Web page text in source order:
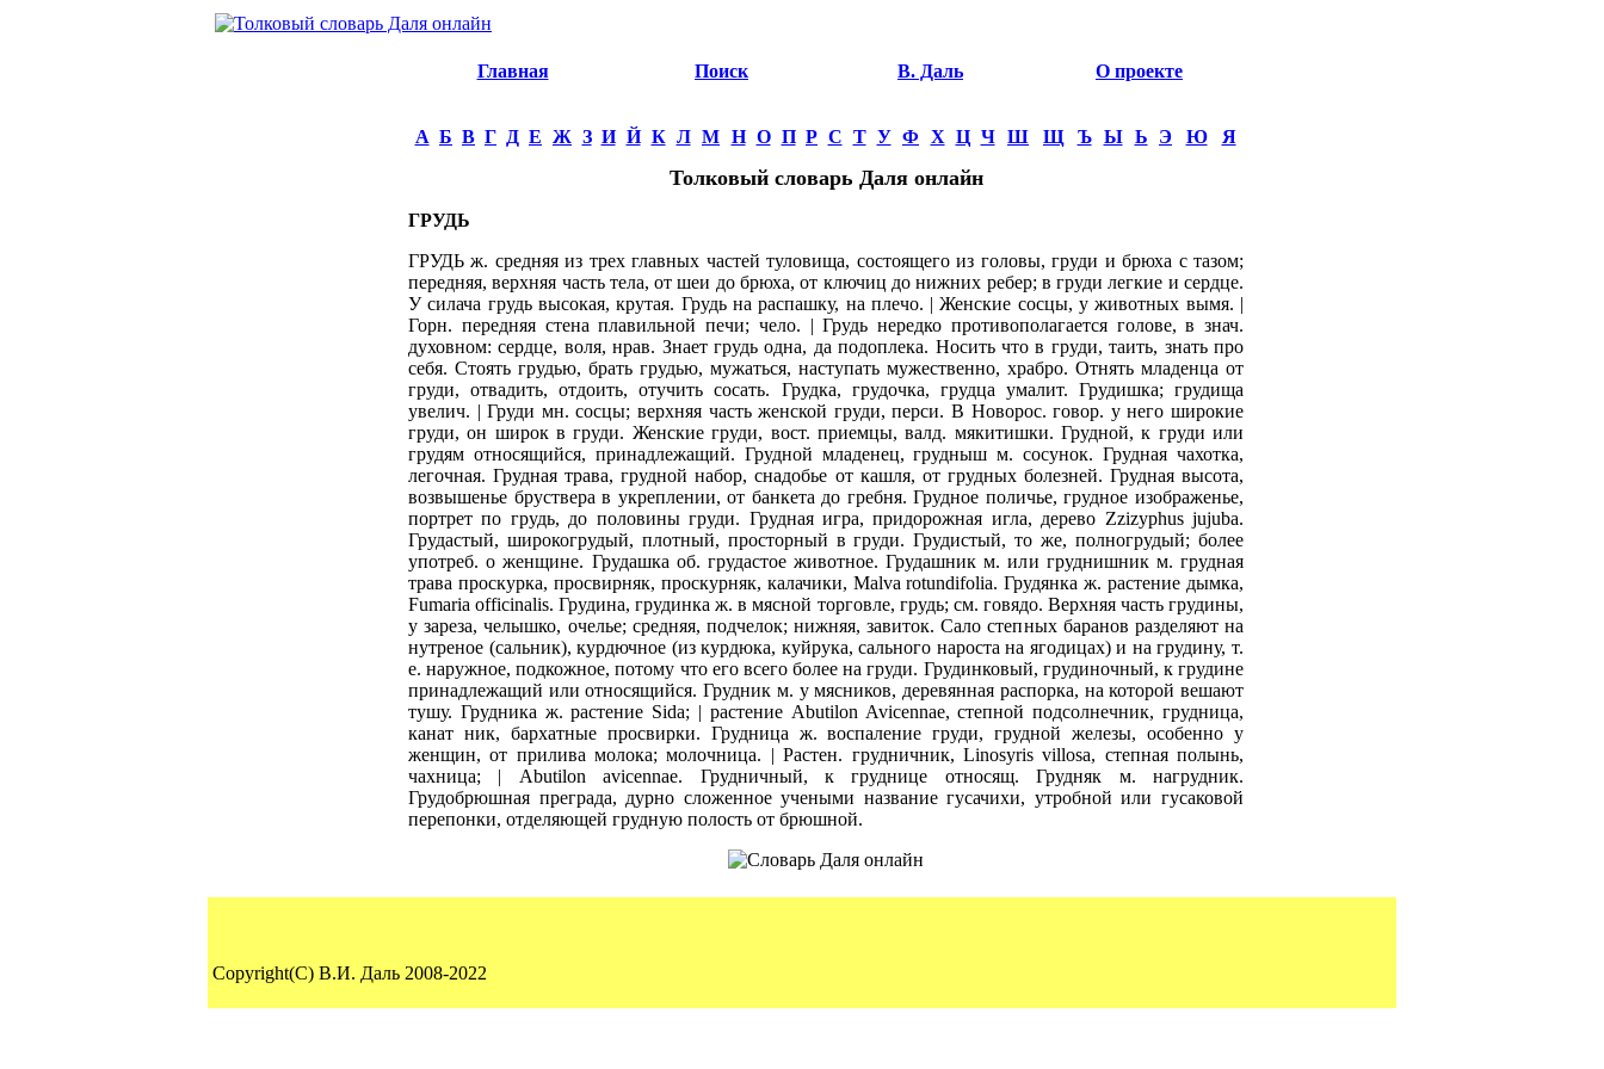
Главная Поиск В. Даль О проекте
А Б В Г Д Е Ж З И Й К Л М Н О П Р С Т У Ф Х Ц Ч Ш Щ Ъ Ы Ь Э Ю Я
Толковый словарь Даля онлайн
ГРУДЬ
ГРУДЬ ж. средняя из трех главных частей туловища, состоящего из головы, груди и брюха с тазом;
передняя, верхняя часть тела, от шеи до брюха, от ключиц до нижних ребер; в груди легкие и сердце.
У силача грудь высокая, крутая. Грудь на распашку, на плечо. | Женские сосцы, у животных вымя. |
Горн. передняя стена плавильной печи; чело. | Грудь нередко противополагается голове, в знач.
духовном: сердце, воля, нрав. Знает грудь одна, да подоплека. Носить что в груди, таить, знать про
себя. Стоять грудью, брать грудью, мужаться, наступать мужественно, храбро. Отнять младенца от
груди, отвадить, отдоить, отучить сосать. Грудка, грудочка, грудца умалит. Грудишка; грудища
увелич. | Груди мн. сосцы; верхняя часть женской груди, перси. В Новорос. говор. у него широкие
груди, он широк в груди. Женские груди, вост. приемцы, валд. мякитишки. Грудной, к груди или
грудям относящийся, принадлежащий. Грудной младенец, грудныш м. сосунок. Грудная чахотка,
легочная. Грудная трава, грудной набор, снадобье от кашля, от грудных болезней. Грудная высота,
возвышенье бруствера в укреплении, от банкета до гребня. Грудное поличье, грудное изображенье,
портрет по грудь, до половины груди. Грудная игра, придорожная игла, дерево Zzizyphus jujuba.
Грудастый, широкогрудый, плотный, просторный в груди. Грудистый, то же, полногрудый; более
употреб. о женщине. Грудашка об. грудастое животное. Грудашник м. или груднишник м. грудная
трава проскурка, просвирняк, проскурняк, калачики, Malva rotundifolia. Грудянка ж. растение дымка,
Fumaria officinalis. Грудина, грудинка ж. в мясной торговле, грудь; см. говядо. Верхняя часть грудины,
у зареза, челышко, очелье; средняя, подчелок; нижняя, завиток. Сало степных баранов разделяют на
нутреное (сальник), курдючное (из курдюка, куйрука, сального нароста на ягодицах) и на грудину, т.
е. наружное, подкожное, потому что его всего более на груди. Грудинковый, грудиночный, к грудине
принадлежащий или относящийся. Грудник м. у мясников, деревянная распорка, на которой вешают
тушу. Грудника ж. растение Sida; | растение Abutilon Avicennae, степной подсолнечник, грудница,
канат ник, бархатные просвирки. Грудница ж. воспаление груди, грудной железы, особенно у
женщин, от прилива молока; молочница. | Растен. грудничник, Linosyris villosa, степная полынь,
чахница; | Abutilon avicennae. Грудничный, к груднице относящ. Грудняк м. нагрудник.
Грудобрюшная преграда, дурно сложенное учеными название гусачихи, утробной или гусаковой
перепонки, отделяющей грудную полость от брюшной.
Copyright(C) В.И. Даль 2008-2022